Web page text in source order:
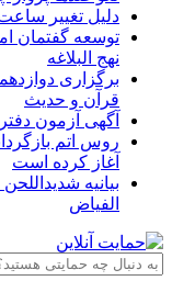
دلیل تغییر
توسعه گفتمان
نهج البلاغه
برگزاری
قرآن و حدیث
آگهی آزمون
روس اتم
آغاز کرده است
بیانیه
الفیاض